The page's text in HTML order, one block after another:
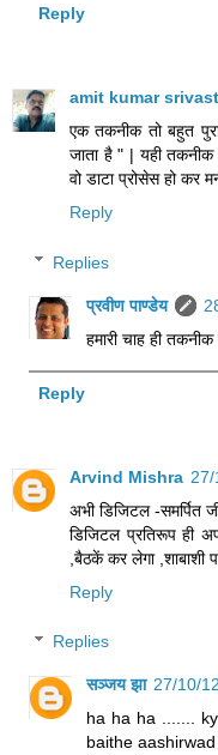
Reply
amit kumar
एक तकनीक तो बहुत
जाता है " | यही
वो डाटा प्रोसेस हो कर
Reply
Replies
प्रवीण पाण्डेय
हमारी चाह ही
Reply
Arvind Mishra
अभी डिजिटल -समर्पित
डिजिटल प्रतिरूप ही
,बैठकें कर लेगा
Reply
Replies
सञ्जय झा 27/10/
ha ha ha .......
baithe aashirwad